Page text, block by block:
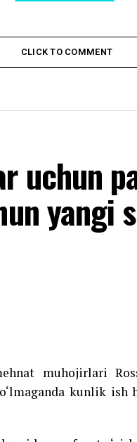
CLICK TO COMMENT
uchun
yangi
muhojirlari
kunlik